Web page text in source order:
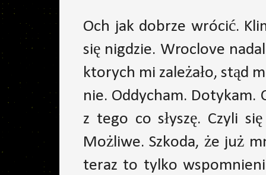
Och jak dobrze wrócić.
się nigdzie. Wroclove
ktorych mi zależało, stąd
nie. Oddycham. Dotykam.
z tego co słyszę. Czyli
Możliwe. Szkoda, że już
teraz to tylko